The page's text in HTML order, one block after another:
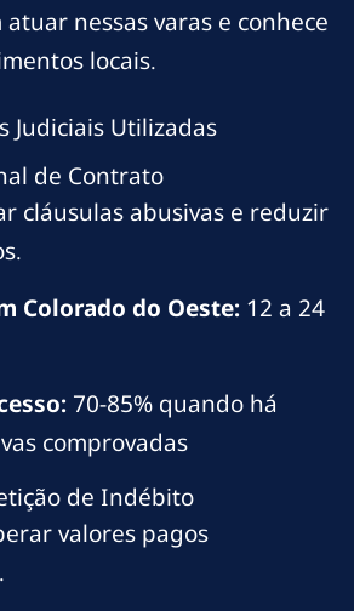
nessas varas e conhece
locais.
Judiciais Utilizadas
de Contrato
cláusulas abusivas e reduzir
Colorado do Oeste: 12 a 24
70-85% quando há
comprovadas
de Indébito
valores pagos